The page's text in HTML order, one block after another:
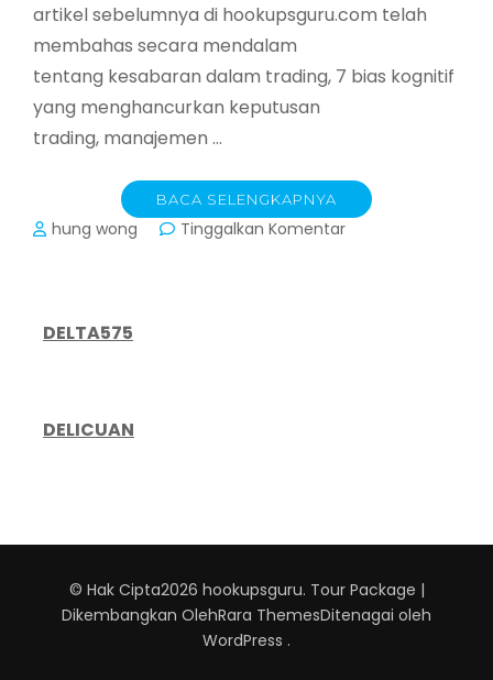
artikel sebelumnya di hookupsguru.com telah
membahas secara mendalam
tentang kesabaran dalam trading, 7 bias kognitif
yang menghancurkan keputusan
trading, manajemen …
BACA SELENGKAPNYA
hung wong Tinggalkan Komentarpada
DELTA575
DELICUAN
© Hak Cipta2026 hookupsguru. Tour Package |
Dikembangkan OlehRara ThemesDitenagai oleh
WordPress .